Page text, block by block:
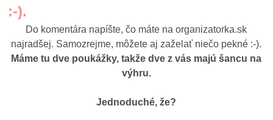
:-).
Do komentára napíšte, čo máte na organizatorka.sk
najradšej. Samozrejme, môžete aj zaželať niečo pekné :-).
Máme tu dve poukážky, takže dve z vás majú šancu na
výhru.
Jednoduché, že?